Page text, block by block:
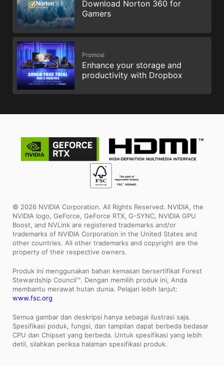
Download Norton 360 for
Gamers
Promosi
Enhance your storage and
productivity with Dropbox
© 2026 NVIDIA Corporation. All Rights Reserved. NVIDIA, the
NVIDIA logo, GeForce, GeForce RTX, G-SYNC, NVIDIA GPU
Boost, and NVLink are registered trademarks and/or
trademarks of NVIDIA Corporation in the United States and
other countries. All other trademarks and copyright are the
property of their respective owners.
Produk ini menggunakan bahan kemasan bersertifikat Forest
Stewardship Council™. Dengan memilih produk ini, Anda
membantu merawat hutan dunia. Pelajari lebih lanjut:
www.fsc.org
Semua gambar dan deskripsi hanya sebagai ilustrasi saja.
Spesifikasi poduk, fungsi, dan tampilan dapat berbeda bedasar
CPU dan Chipset yang berbeda. Untuk spesifikasi yang lebih
detil, silahkan periksa halaman spesifikasi produk.